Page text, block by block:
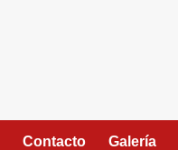
Contacto Galería